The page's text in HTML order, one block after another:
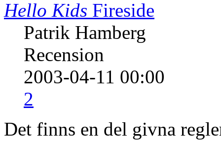
Hello Kids Fireside
Patrik Hamberg
Recension
2003-04-11 00:00
2
Det finns en del givna